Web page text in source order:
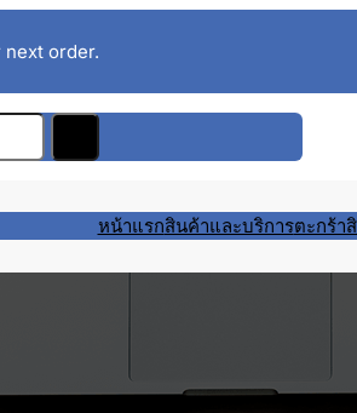
order.
หน้าแรกสินค้าและบริการตะกร้า